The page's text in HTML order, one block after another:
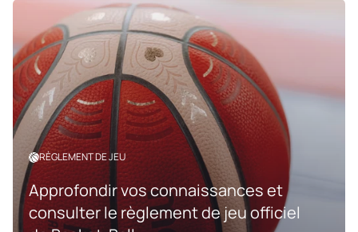
RÈGLEMENT DE JEU
Approfondir vos connaissances et
consulter le règlement de jeu officiel